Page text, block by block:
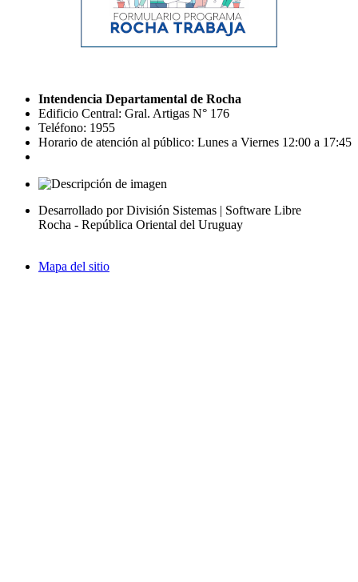
Intendencia Departamental de Rocha
Edificio Central: Gral. Artigas N° 176
Teléfono: 1955
Horario de atención al público: Lunes a Viernes 12:00 a 17:45
Desarrollado por División Sistemas | Software Libre
Rocha - República Oriental del Uruguay
Mapa del sitio